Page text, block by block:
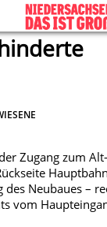
Zugang zum
des Neubaues –
vom